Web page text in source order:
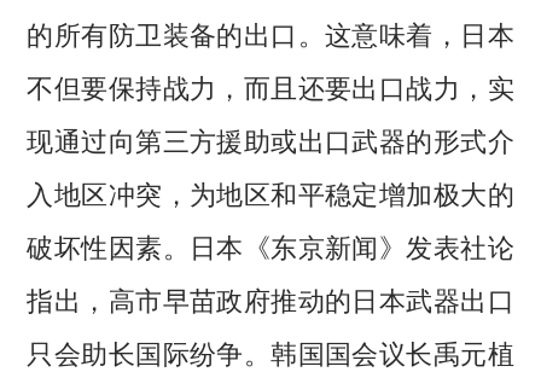
的所有防卫装备的出口。这意味着，日本
不但要保持战力，而且还要出口战力，实
现通过向第三方援助或出口武器的形式介
入地区冲突，为地区和平稳定增加极大的
破坏性因素。日本《东京新闻》发表社论
指出，高市早苗政府推动的日本武器出口
只会助长国际纷争。韩国国会议长禹元植